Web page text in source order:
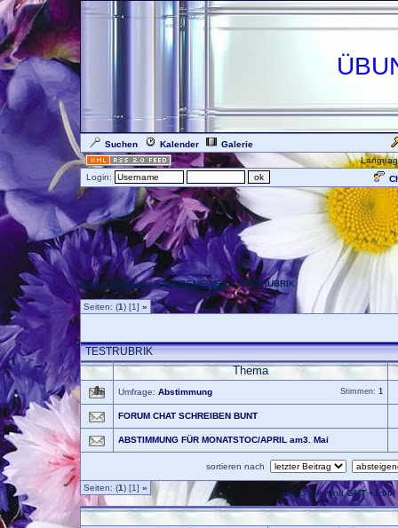
Suchen Kalender
Galerie
Login:
Forum Übersicht »ALLGEMEINES » TESTRUBRIK
Seiten: (1) [1] »
TESTRUBRIK
Thema
Stimmen: 1
Umfrage: Abstimmung
FORUM CHAT SCHREIBEN BUNT
ABSTIMMUNG FÜR MONATSTOC/APRIL am3. Mai
sortieren nach
Seiten: (1) [1] »
alle Zeiten sindGMT +1:00